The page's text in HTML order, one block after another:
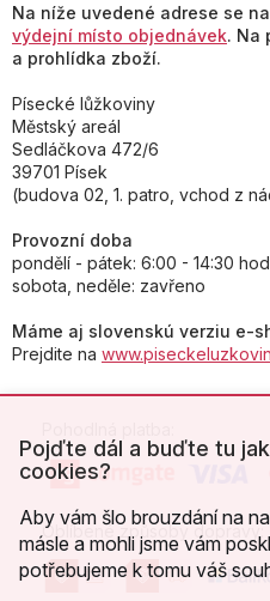
Pojďte dál a buďte tu
cookies?
Aby vám šlo brouzdání na
másle a mohli jsme vám
potřebujeme k tomu váš
Na níže uvedené adrese se
výdejní místo objednávek. Na
a prohlídka zboží.
Písecké lůžkoviny
Městský areál
Sedláčkova 472/6
39701 Písek
(budova 02, 1. patro, vchod z
Provozní doba
pondělí - pátek: 6:00 - 14:30 hod
sobota, neděle: zavřeno
Máme aj slovenskú verziu e-
Prejdite na
Oblíbené způsoby dopravy: